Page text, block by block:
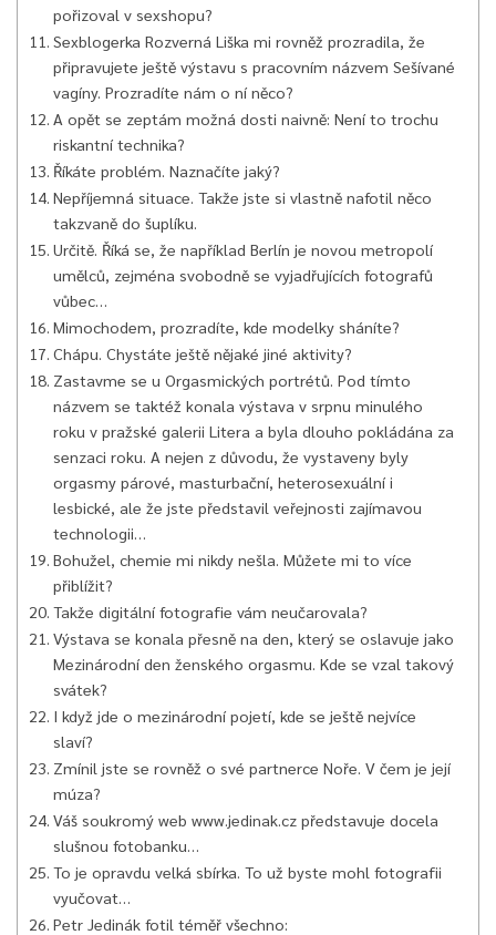
pořizoval v sexshopu?
Sexblogerka Rozverná Liška mi rovněž prozradila, že
připravujete ještě výstavu s pracovním názvem Sešívané
vagíny. Prozradíte nám o ní něco?
A opět se zeptám možná dosti naivně: Není to trochu
riskantní technika?
Říkáte problém. Naznačíte jaký?
Nepříjemná situace. Takže jste si vlastně nafotil něco
takzvaně do šuplíku.
Určitě. Říká se, že například Berlín je novou metropolí
umělců, zejména svobodně se vyjadřujících fotografů
vůbec…
Mimochodem, prozradíte, kde modelky sháníte?
Chápu. Chystáte ještě nějaké jiné aktivity?
Zastavme se u Orgasmických portrétů. Pod tímto
názvem se taktéž konala výstava v srpnu minulého
roku v pražské galerii Litera a byla dlouho pokládána za
senzaci roku. A nejen z důvodu, že vystaveny byly
orgasmy párové, masturbační, heterosexuální i
lesbické, ale že jste představil veřejnosti zajímavou
technologii…
Bohužel, chemie mi nikdy nešla. Můžete mi to více
přiblížit?
Takže digitální fotografie vám neučarovala?
Výstava se konala přesně na den, který se oslavuje jako
Mezinárodní den ženského orgasmu. Kde se vzal takový
svátek?
I když jde o mezinárodní pojetí, kde se ještě nejvíce
slaví?
Zmínil jste se rovněž o své partnerce Noře. V čem je její
múza?
Váš soukromý web www.jedinak.cz představuje docela
slušnou fotobanku…
To je opravdu velká sbírka. To už byste mohl fotografii
vyučovat…
Petr Jedinák fotil téměř všechno: